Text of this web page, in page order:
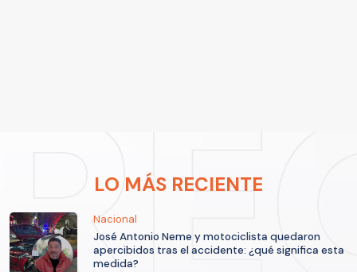
LO MÁS RECIENTE
Nacional
José Antonio Neme y motociclista quedaron
apercibidos tras el accidente: ¿qué significa esta
medida?